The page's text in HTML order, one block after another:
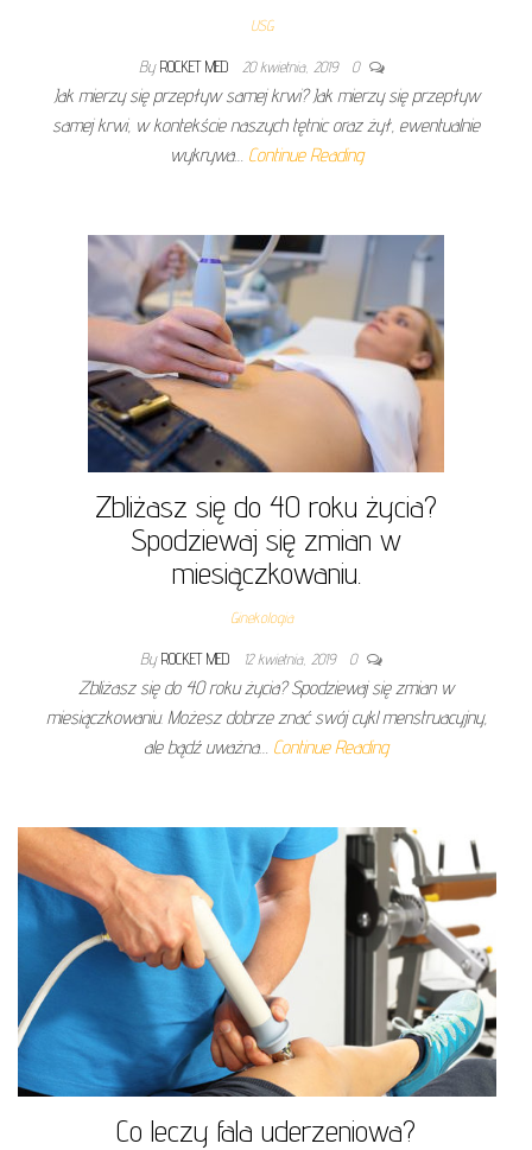
USG
By ROCKET MED 20 kwietnia, 2019 0
Jak mierzy się przepływ samej krwi? Jak mierzy się przepływ
samej krwi, w kontekście naszych tętnic oraz żył, ewentualnie
wykrywa… Continue Reading
Zbliżasz się do 40 roku życia?
Spodziewaj się zmian w
miesiączkowaniu.
Ginekologia
By ROCKET MED 12 kwietnia, 2019 0
Zbliżasz się do 40 roku życia? Spodziewaj się zmian w
miesiączkowaniu. Możesz dobrze znać swój cykl menstruacyjny,
ale bądź uważna… Continue Reading
Co leczy fala uderzeniowa?